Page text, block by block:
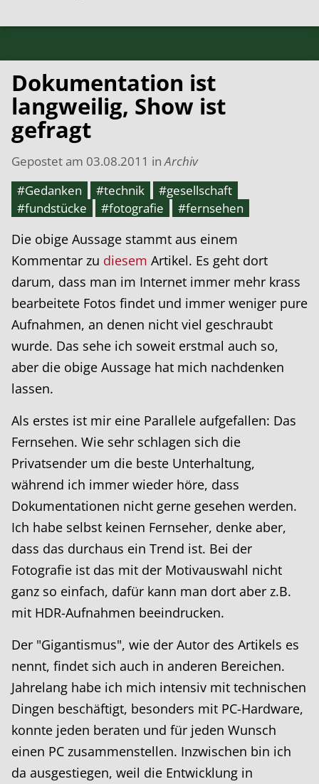
Dokumentation ist
langweilig, Show ist
gefragt
Gepostet am 03.08.2011 inArchiv
#Gedanken
#technik
#gesellschaft
#fundstücke
#fotografie
#fernsehen
Die obige Aussage stammt aus einem
Kommentar zu diesem Artikel. Es geht dort
darum, dass man im Internet immer mehr krass
bearbeitete Fotos findet und immer weniger pure
Aufnahmen, an denen nicht viel geschraubt
wurde. Das sehe ich soweit erstmal auch so,
aber die obige Aussage hat mich nachdenken
lassen.
Als erstes ist mir eine Parallele aufgefallen: Das
Fernsehen. Wie sehr schlagen sich die
Privatsender um die beste Unterhaltung,
während ich immer wieder höre, dass
Dokumentationen nicht gerne gesehen werden.
Ich habe selbst keinen Fernseher, denke aber,
dass das durchaus ein Trend ist. Bei der
Fotografie ist das mit der Motivauswahl nicht
ganz so einfach, dafür kann man dort aber z.B.
mit HDR-Aufnahmen beeindrucken.
Der "Gigantismus", wie der Autor des Artikels es
nennt, findet sich auch in anderen Bereichen.
Jahrelang habe ich mich intensiv mit technischen
Dingen beschäftigt, besonders mit PC-Hardware,
konnte jeden beraten und für jeden Wunsch
einen PC zusammenstellen. Inzwischen bin ich
da ausgestiegen, weil die Entwicklung in